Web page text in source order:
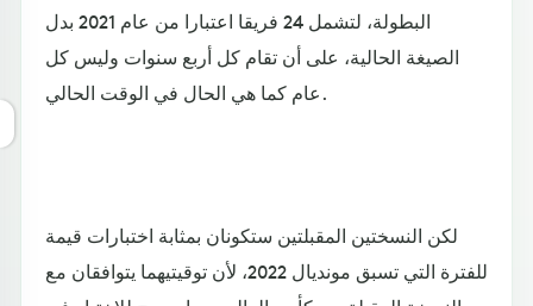
البطولة، لتشمل 24 فريقا اعتبارا من عام 2021 بدل
الصيغة الحالية، على أن تقام كل أربع سنوات وليس كل
عام كما هي الحال في الوقت الحالي.
لكن النسختين المقبلتين ستكونان بمثابة اختبارات قيمة
للفترة التي تسبق مونديال 2022، لأن توقيتيهما يتوافقان مع